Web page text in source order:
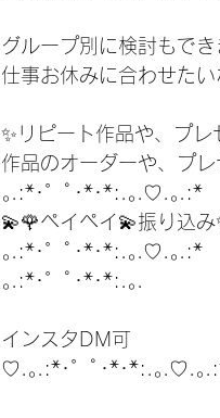
グループ別に検討もで
仕事お休みに合わせたい
✨リピート作品や、プ
作品のオーダーや、プ
｡.:*･゜ﾟ･*･*:.｡.♡.｡.:*
💫🌹ペイペイ💫振り込
｡.:*･゜ﾟ･*･*:.｡.♡.｡.:*
｡.:*･゜ﾟ･*･*:.｡.
インスタDM可
♡.｡.:*･゜ﾟ･*･*:.｡.♡.｡